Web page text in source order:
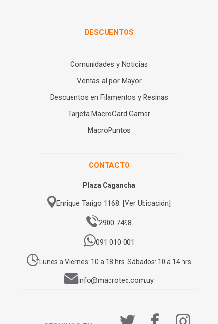
DESCUENTOS
Comunidades y Noticias
Ventas al por Mayor
Descuentos en Filamentos y Resinas
Tarjeta MacroCard Gamer
MacroPuntos
CONTACTO
Plaza Cagancha
Enrique Tarigo 1168. [Ver Ubicación]
2900 7498
091 010 001
Lunes a Viernes: 10 a 18 hrs. Sábados: 10 a 14 hrs
info@macrotec.com.uy